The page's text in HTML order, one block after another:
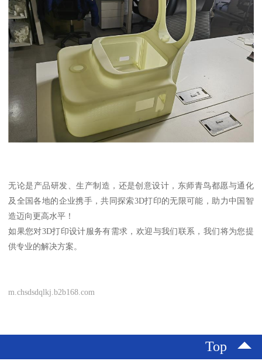
无论是产品研发、生产制造，还是创意设计，东师青鸟都愿与通化
及全国各地的企业携手，共同探索3D打印的无限可能，助力中国智
造迈向更高水平！
如果您对3D打印设计服务有需求，欢迎与我们联系，我们将为您提
供专业的解决方案。
m.chsdsdqlkj.b2b168.com
Top